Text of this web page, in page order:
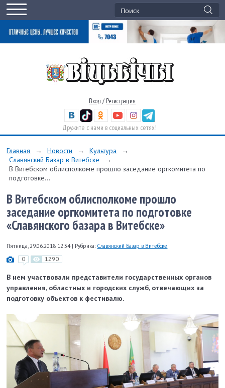
Вход / Регистрация
Дружите с нами в социальных сетях!
Главная → Новости → Культура
→
Славянский Базар в Витебске
→
В Витебском облисполкоме прошло заседание оргкомитета по
подготовке...
В Витебском облисполкоме прошло
заседание оргкомитета по подготовке
«Славянского базара в Витебске»
Пятница, 29.06.2018 12:34 | Рубрика: Славянский Базар в Витебске
0 1290
В нем участвовали представители государственных органов
управления, областных и городских служб, отвечающих за
подготовку объектов к фестивалю.